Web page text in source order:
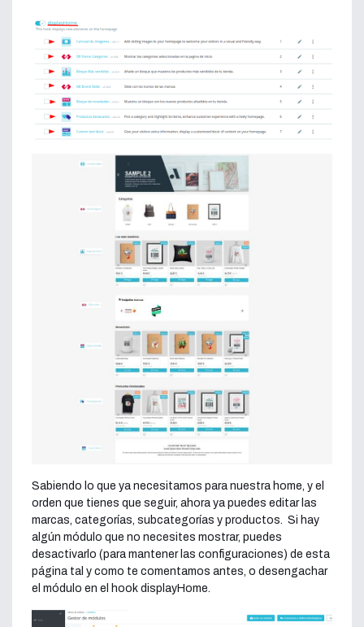
Sabiendo lo que ya necesitamos para nuestra home, y el
orden que tienes que seguir, ahora ya puedes editar las
marcas, categorías, subcategorías y productos. Si hay
algún módulo que no necesites mostrar, puedes
desactivarlo (para mantener las configuraciones) de esta
página tal y como te comentamos antes, o desengachar
el módulo en el hook displayHome.